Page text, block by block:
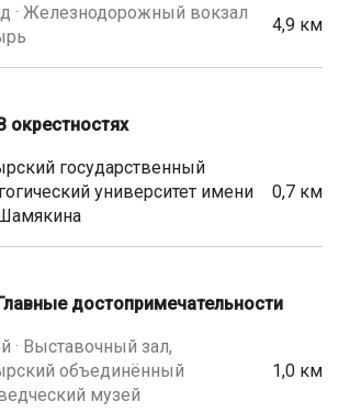
· Железнодорожный вокзал
4,9 км
окрестностях
государственный
университет имени
0,7 км
достопримечательности
· Выставочный зал,
объединённый
музей
1,0 км